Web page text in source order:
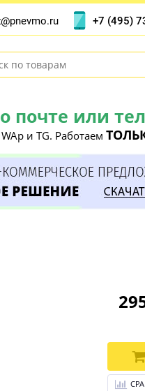
или
и TG. Работаем
+7 (495)